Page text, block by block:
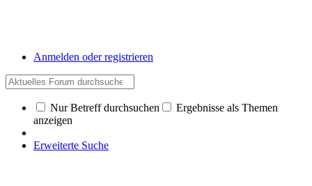
Anmelden oder registrieren
Nur Betreff durchsuchen
Ergebnisse als Themen
anzeigen
Erweiterte Suche